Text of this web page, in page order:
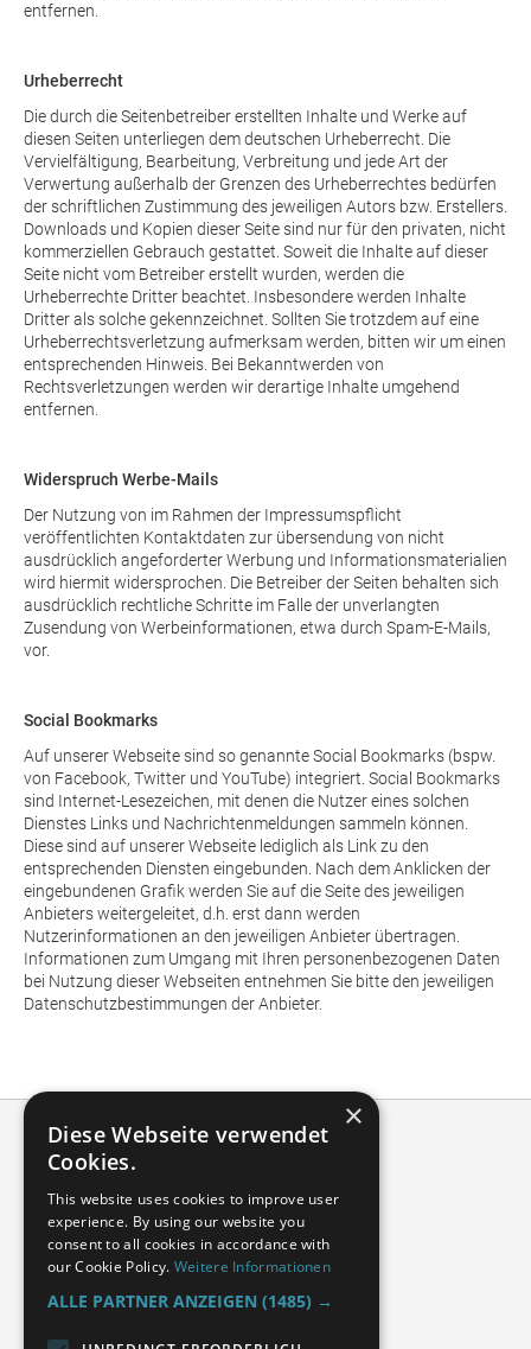
entfernen.
Urheberrecht
Die durch die Seitenbetreiber erstellten Inhalte und Werke auf
diesen Seiten unterliegen dem deutschen Urheberrecht. Die
Vervielfältigung, Bearbeitung, Verbreitung und jede Art der
Verwertung außerhalb der Grenzen des Urheberrechtes bedürfen
der schriftlichen Zustimmung des jeweiligen Autors bzw. Erstellers.
Downloads und Kopien dieser Seite sind nur für den privaten, nicht
kommerziellen Gebrauch gestattet. Soweit die Inhalte auf dieser
Seite nicht vom Betreiber erstellt wurden, werden die
Urheberrechte Dritter beachtet. Insbesondere werden Inhalte
Dritter als solche gekennzeichnet. Sollten Sie trotzdem auf eine
Urheberrechtsverletzung aufmerksam werden, bitten wir um einen
entsprechenden Hinweis. Bei Bekanntwerden von
Rechtsverletzungen werden wir derartige Inhalte umgehend
entfernen.
Widerspruch Werbe-Mails
Der Nutzung von im Rahmen der Impressumspflicht
veröffentlichten Kontaktdaten zur übersendung von nicht
ausdrücklich angeforderter Werbung und Informationsmaterialien
wird hiermit widersprochen. Die Betreiber der Seiten behalten sich
ausdrücklich rechtliche Schritte im Falle der unverlangten
Zusendung von Werbeinformationen, etwa durch Spam-E-Mails,
vor.
Social Bookmarks
Auf unserer Webseite sind so genannte Social Bookmarks (bspw.
von Facebook, Twitter und YouTube) integriert. Social Bookmarks
sind Internet-Lesezeichen, mit denen die Nutzer eines solchen
Dienstes Links und Nachrichtenmeldungen sammeln können.
Diese sind auf unserer Webseite lediglich als Link zu den
entsprechenden Diensten eingebunden. Nach dem Anklicken der
eingebundenen Grafik werden Sie auf die Seite des jeweiligen
Anbieters weitergeleitet, d.h. erst dann werden
Nutzerinformationen an den jeweiligen Anbieter übertragen.
Informationen zum Umgang mit Ihren personenbezogenen Daten
bei Nutzung dieser Webseiten entnehmen Sie bitte den jeweiligen
Datenschutzbestimmungen der Anbieter.
×
Diese Webseite verwendet
Cookies.
This website uses cookies to improve user
experience. By using our website you
consent to all cookies in accordance with
our Cookie Policy. Weitere Informationen
ALLE PARTNER ANZEIGEN (1485) →